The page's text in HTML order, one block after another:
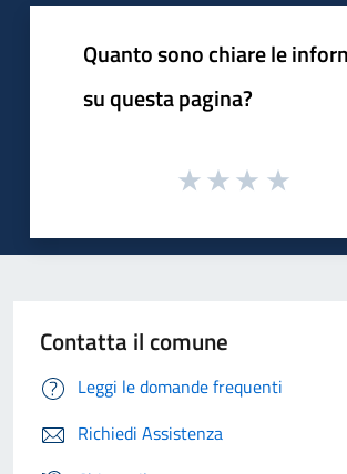
Quanto sono chiare le
su questa pagina?
Contatta il comune
Leggi le domande frequenti
Richiedi Assistenza